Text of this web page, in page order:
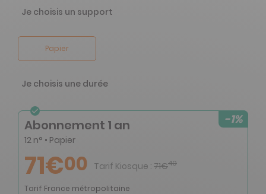
Je choisis un support
Papier
Je choisis une durée
-1%
Abonnement 1 an
12 n° • Papier
71€00 Tarif Kiosque : 71€40
Tarif France métropolitaine